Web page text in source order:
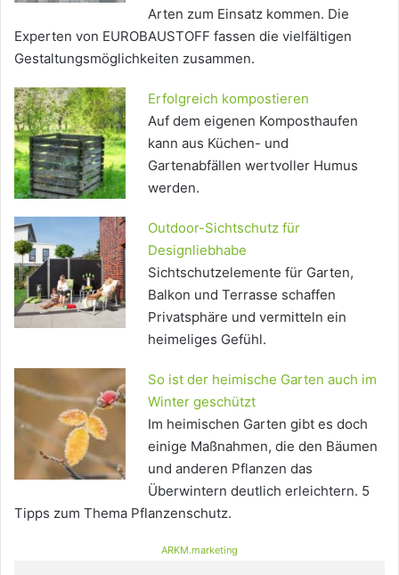
Arten zum Einsatz kommen. Die
Experten von EUROBAUSTOFF fassen die vielfältigen
Gestaltungsmöglichkeiten zusammen.
Erfolgreich kompostieren
Auf dem eigenen Komposthaufen
kann aus Küchen- und
Gartenabfällen wertvoller Humus
werden.
Outdoor-Sichtschutz für
Designliebhabe
Sichtschutzelemente für Garten,
Balkon und Terrasse schaffen
Privatsphäre und vermitteln ein
heimeliges Gefühl.
So ist der heimische Garten auch im
Winter geschützt
Im heimischen Garten gibt es doch
einige Maßnahmen, die den Bäumen
und anderen Pflanzen das
Überwintern deutlich erleichtern. 5
Tipps zum Thema Pflanzenschutz.
ARKM.marketing